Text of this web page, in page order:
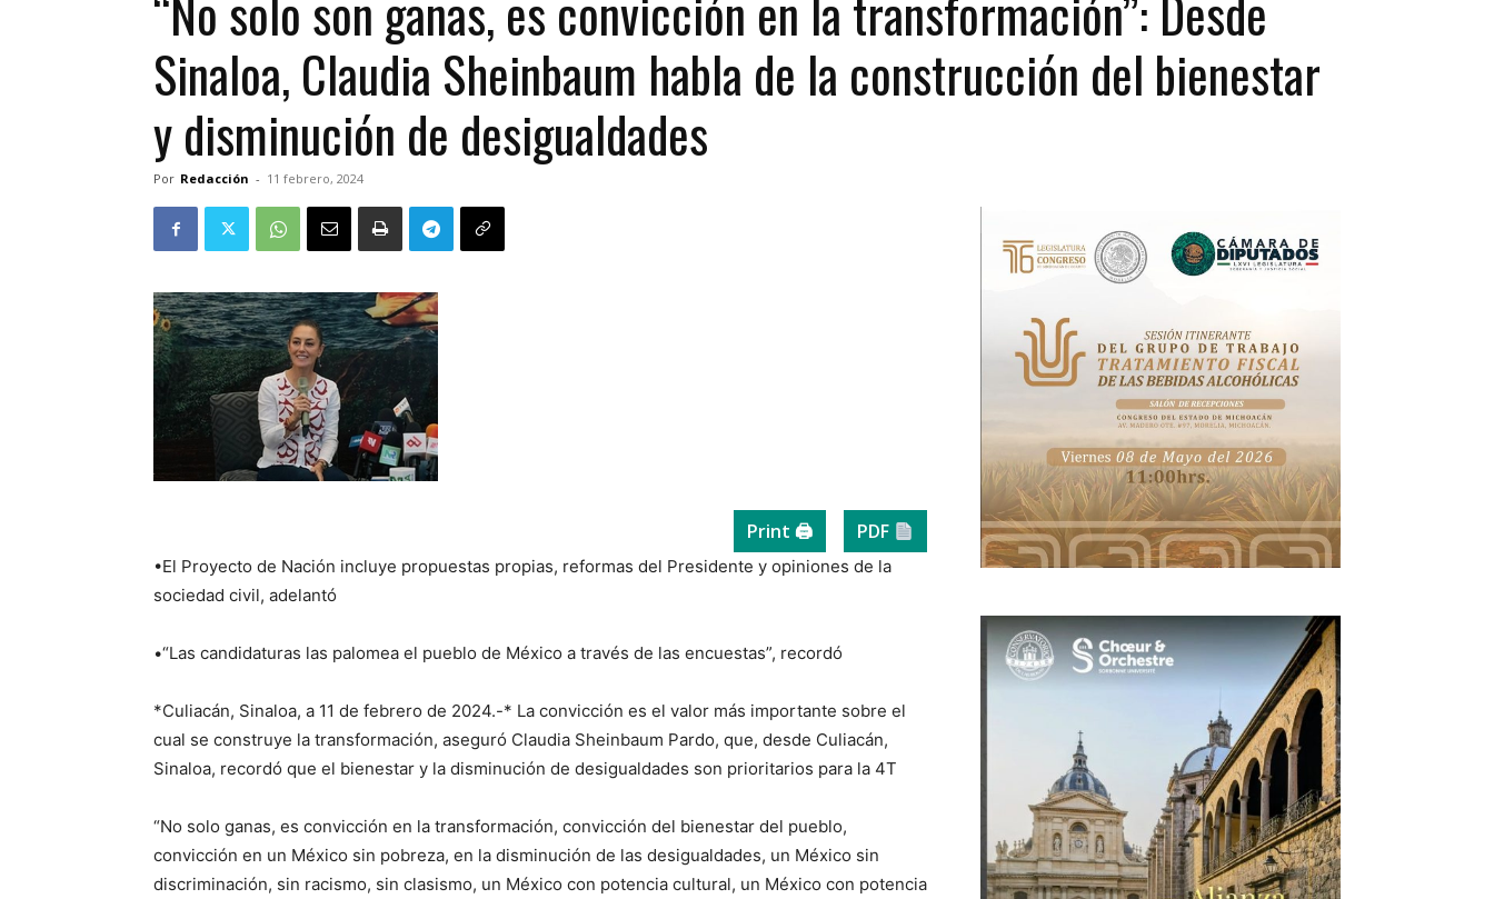
Sinaloa, Claudia Sheinbaum habla de la construcción del bienestar
y disminución de desigualdades
Por Redacción - 11 febrero, 2024
Print 🖨 PDF
•El Proyecto de Nación incluye propuestas propias, reformas del Presidente y opiniones de la
sociedad civil, adelantó
•“Las candidaturas las palomea el pueblo de México a través de las encuestas”, recordó
*Culiacán, Sinaloa, a 11 de febrero de 2024.-* La convicción es el valor más importante sobre el
cual se construye la transformación, aseguró Claudia Sheinbaum Pardo, que, desde Culiacán,
Sinaloa, recordó que el bienestar y la disminución de desigualdades son prioritarios para la 4T
“No solo ganas, es convicción en la transformación, convicción del bienestar del pueblo,
convicción en un México sin pobreza, en la disminución de las desigualdades, un México sin
discriminación, sin racismo, sin clasismo, un México con potencia cultural, un México con potencia